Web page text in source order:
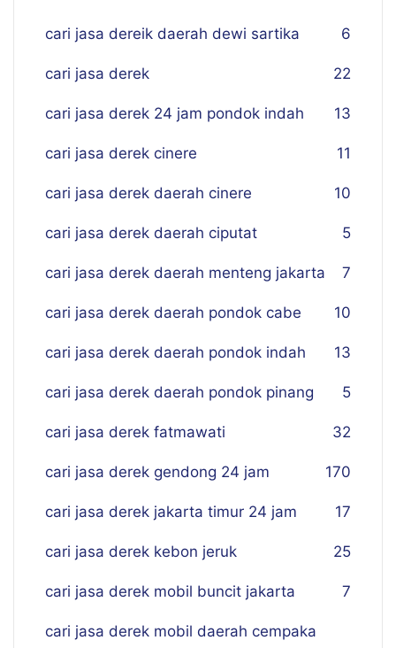
cari jasa dereik daerah dewi sartika 6
cari jasa derek 22
cari jasa derek 24 jam pondok indah 13
cari jasa derek cinere 11
cari jasa derek daerah cinere 10
cari jasa derek daerah ciputat 5
cari jasa derek daerah menteng jakarta 7
cari jasa derek daerah pondok cabe 10
cari jasa derek daerah pondok indah 13
cari jasa derek daerah pondok pinang 5
cari jasa derek fatmawati 32
cari jasa derek gendong 24 jam 170
cari jasa derek jakarta timur 24 jam 17
cari jasa derek kebon jeruk 25
cari jasa derek mobil buncit jakarta 7
cari jasa derek mobil daerah cempaka